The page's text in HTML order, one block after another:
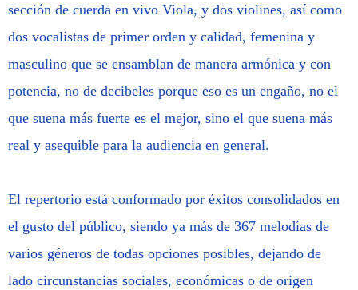
sección de cuerda en vivo Viola, y dos violines, así como
dos vocalistas de primer orden y calidad, femenina y
masculino que se ensamblan de manera armónica y con
potencia, no de decibeles porque eso es un engaño, no el
que suena más fuerte es el mejor, sino el que suena más
real y asequible para la audiencia en general.
El repertorio está conformado por éxitos consolidados en
el gusto del público, siendo ya más de 367 melodías de
varios géneros de todas opciones posibles, dejando de
lado circunstancias sociales, económicas o de origen